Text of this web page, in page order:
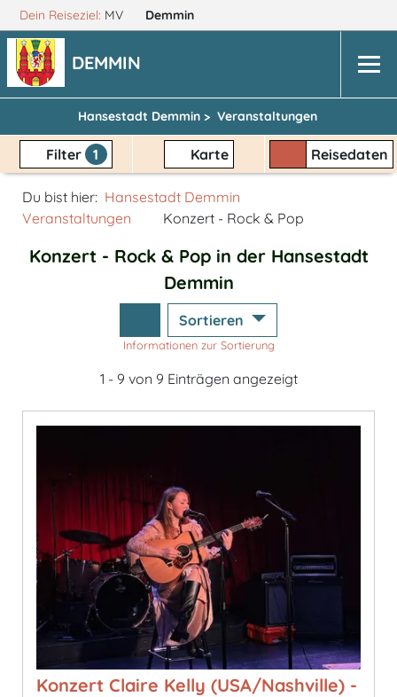
Dein Reiseziel: MV Demmin
DEMMIN
Hansestadt Demmin > Veranstaltungen
Filter 1 Karte Reisedaten
Du bist hier: Hansestadt Demmin
Veranstaltungen
Konzert - Rock & Pop
Konzert - Rock & Pop in der Hansestadt
Demmin
Sortieren
Informationen zur Sortierung
1 - 9 von 9 Einträgen angezeigt
Konzert Claire Kelly (USA/Nashville) -